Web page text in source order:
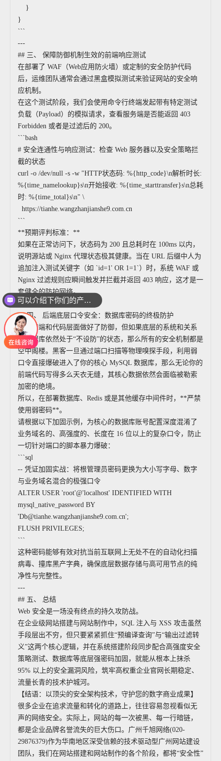
}
}
```
---
## 三、 保障防御机制生效的前端响应测试
在部署了 WAF（Web应用防火墙）或定制的安全防护代码
后，运维团队通常会通过黑盒模拟测试来验证网站的安全响
应机制。
在这个测试阶段，我们会使用命令行终端发起带有特定测试
负载（Payload）的模拟请求，查看服务端是否能返回 403
Forbidden 或者是过滤后的 200。
```bash
# 安全连通性与响应测试：检查 Web 服务器以及安全策略拦
截的状态
curl -o /dev/null -s -w "HTTP状态码: %{http_code}\n解析时长:
%{time_namelookup}s\n开始接收: %{time_starttransfer}s\n总耗
时: %{time_total}s\n" \
https://tianhe.wangzhanjianshe9.com.cn
```
**预期评判标准：**
如果在正常访问下，状态码为 200 且总耗时在 100ms 以内，
说明源站或 Nginx 代理状态极其健康。当在 URL 后缀中人为
追加注入测试关键字（如 `id=1' OR 1=1`）时，系统 WAF 或
Nginx 过滤规则应瞬间触发并拦截并返回 403 响应，这才是一
套健全的防护网络。
---
## 四、 后端底层口令安全：数据库密码的终极防护
虽然前端和代码层面做好了防御，但如果底层的系统和关系
型数据库依然处于“不设防”的状态，那么所有的安全机制都是
空中阁楼。黑客一旦通过端口扫描等物理嗅探手段，利用弱
口令直接爆破进入了你的核心 MySQL 数据库，那么无论你的
前端代码写得多么天衣无缝，其核心数据依然会面临被勒索
加密的绝境。
所以，在部署数据库、Redis 或是其他缓存中间件时，**严禁
使用弱密码**。
请根据以下加固示例，为核心的数据库账号配置深度混淆了
业务域名的、高强度的、长度在 16 位以上的复杂口令，防止
一切针对端口的脚本暴力爆破：
```sql
-- 凭证加固实战：将根管理员密码更换为大小写字母、数字
与业务域名混合的极强口令
ALTER USER 'root'@'localhost' IDENTIFIED WITH
mysql_native_password BY
'Db@tianhe.wangzhanjianshe9.com.cn';
FLUSH PRIVILEGES;
```
这种密码能够有效对抗当前互联网上无处不在的自动化扫描
病毒、撞库黑产字典，确保底层数据存储与高可用节点的纯
净性与完整性。
---
## 五、 总结
Web 安全是一场没有终点的持久攻防战。
在企业级网站搭建与网站制作中，SQL 注入与 XSS 攻击虽然
手段层出不穷，但只要紧紧抓住“预编译查询”与“输出过滤转
义”这两个核心逻辑，并在系统搭建阶段同步配合高强度安全
策略测试、数据库等底层强密码加固，就能从根本上抹杀
95% 以上的安全漏洞风险，筑牢高权重企业官网长期稳定、
流量长青的技术护城河。
【结语：以顶尖的安全架构技术，守护您的数字商业成果】
很多企业在追求流量和转化的道路上，往往容易忽视看似无
声的网络安全。实际上，网站的每一次被黑、每一行暗链，
都是企业品牌名誉流失的巨大伤口。广州千旭网络(020-
29876379)作为华南地区深受信赖的技术驱动型广州网站建设
团队，我们在网站搭建和网站制作的各个阶段，都将“安全性”
你们是怎么收费的呢